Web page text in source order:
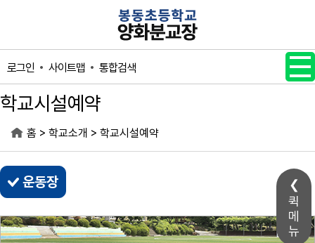
퀵
메
뉴
로그인 사이트맵 통합검색
학교시설예약
홈 > 학교소개 > 학교시설예약
운동장